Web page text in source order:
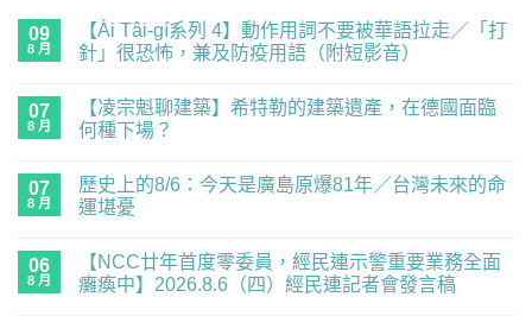
09
8 月
【Ài Tâi-gí系列 4】動作用詞不要被華語拉走／「打
針」很恐怖，兼及防疫用語（附短影音）
Tâi-
gí
系
動
作
用
被
華
言
07
8 月
【凌宗魁聊建築】希特勒的建築遺產，在德國面臨
何種下場？
宗
魁
聊
特
勒
留
言
07
8 月
歷史上的8/6：今天是廣島原爆81年／台灣未來的命
運堪憂
上
的
言
06
8 月
【NCC廿年首度零委員，經民連示警重要業務全面
癱瘓中】2026.8.6（四）經民連記者會發言稿